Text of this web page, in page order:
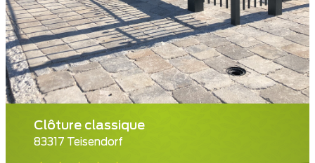
Clôture classique
83317 Teisendorf